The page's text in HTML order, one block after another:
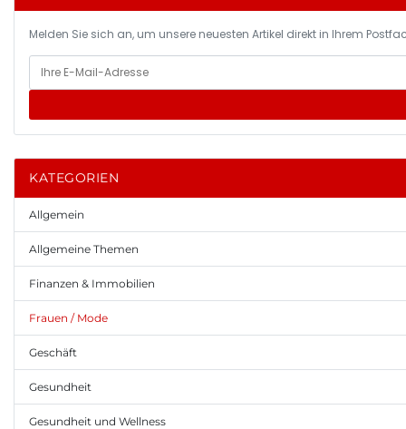
Melden Sie sich an, um unsere neuesten Artikel direkt in Ihrem
KATEGORIEN
Allgemein
Allgemeine Themen
Finanzen & Immobilien
Frauen / Mode
Geschäft
Gesundheit
Gesundheit und Wellness